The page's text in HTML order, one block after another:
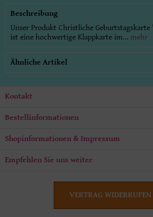
Beschreibung
Unser Produkt Christliche Geburtstagskarte
ist eine hochwertige Klappkarte im... mehr
Ähnliche Artikel
Kontakt
Bestellinformationen
Shopinformationen & Impressum
Empfehlen Sie uns weiter
VERTRAG WIDERRUFEN